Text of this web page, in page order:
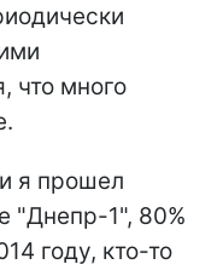
что много
я прошел
"Днепр-1", 80%
году, кто-то